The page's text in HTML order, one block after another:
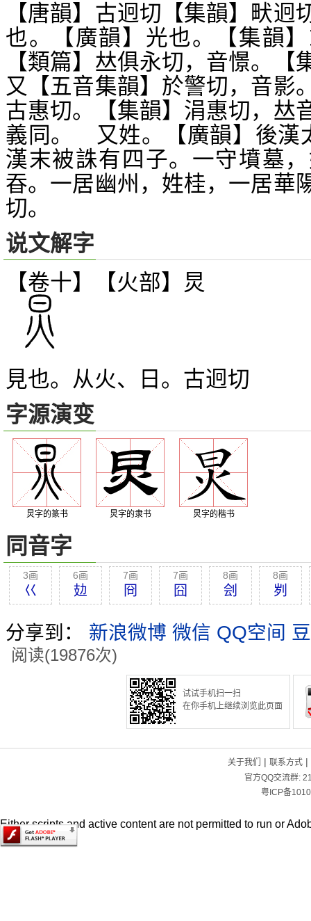
【唐韻】古迥切【集韻】畎迥
也。【廣韻】光也。【集韻
【類篇】 𠀤俱永切，音憬。
又【五音集韻】於警切，音
古惠切。【集韻】涓惠切， 𠀤
義同。 又姓。【廣韻】後漢
漢末被誅有四子。一守墳墓
昋。一居幽州，姓桂，一居華
切。
说文解字
【卷十】【火部】 炅
見也。从火、日。古迥切
字源演变
炅字的篆书 炅字的隶书 炅字的楷书
同音字
3画
巜
6画
攰
7画
冏
7画
囧
8画
刽
8画
刿
分享到： 新浪微博 微信 QQ空间
阅读(19876次)
试试手机扫一扫
在你手机上继续浏览此页面
关于我们 | 联系方式|
官方QQ交流群:
粤ICP备
Either scripts and active content are not permitted to run or